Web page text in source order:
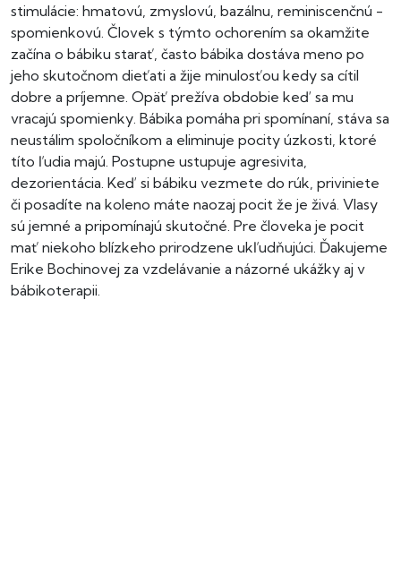
stimulácie: hmatovú, zmyslovú, bazálnu, reminiscenčnú -
spomienkovú. Človek s týmto ochorením sa okamžite
začína o bábiku starať, často bábika dostáva meno po
jeho skutočnom dieťati a žije minulosťou kedy sa cítil
dobre a príjemne. Opäť prežíva obdobie keď sa mu
vracajú spomienky. Bábika pomáha pri spomínaní, stáva sa
neustálim spoločníkom a eliminuje pocity úzkosti, ktoré
títo ľudia majú. Postupne ustupuje agresivita,
dezorientácia. Keď si bábiku vezmete do rúk, priviniete
či posadíte na koleno máte naozaj pocit že je živá. Vlasy
sú jemné a pripomínajú skutočné. Pre človeka je pocit
mať niekoho blízkeho prirodzene ukľudňujúci. Ďakujeme
Erike Bochinovej za vzdelávanie a názorné ukážky aj v
bábikoterapii.